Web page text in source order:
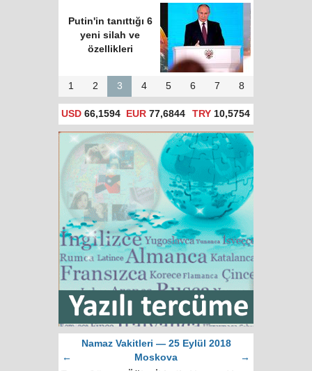
Putin'in tanıttığı 6
yeni silah ve
özellikleri
1 2 3 4 5 6 7 8
USD 66,1594 EUR 77,6844 TRY10,5754
Namaz Vakitleri — 25 Eylül 2018
←
Moskova
→